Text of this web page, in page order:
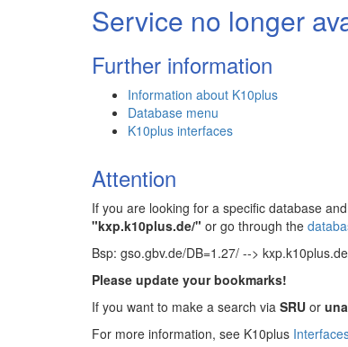
Service no longer
Further information
Information about K10plus
Database menu
K10plus interfaces
Attention
If you are looking for a specific database
"kxp.k10plus.de/" or go through the
Bsp: gso.gbv.de/DB=1.27/ -->
Please update your bookmarks!
If you want to make a search via SRU or
For more information, see K10plus